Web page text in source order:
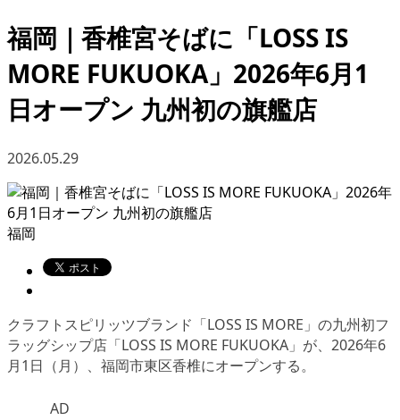
福岡｜香椎宮そばに「LOSS IS
MORE FUKUOKA」2026年6月1
日オープン 九州初の旗艦店
2026.05.29
福岡
クラフトスピリッツブランド「LOSS IS MORE」の九州初フ
ラッグシップ店「LOSS IS MORE FUKUOKA」が、2026年6
月1日（月）、福岡市東区香椎にオープンする。
AD